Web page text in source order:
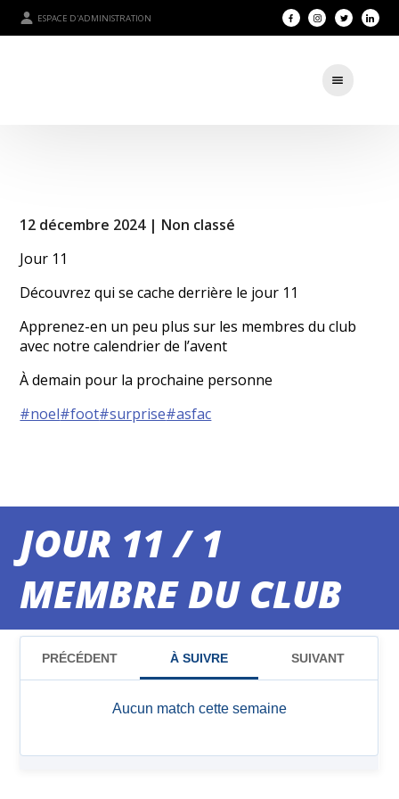
ESPACE D'ADMINISTRATION
JOUR 11 / 1
MEMBRE DU CLUB
12 décembre 2024 | Non classé
Jour 11
Découvrez qui se cache derrière le jour 11
Apprenez-en un peu plus sur les membres du club
avec notre calendrier de l’avent
À demain pour la prochaine personne
#noel#foot#surprise#asfac
MATCHS DU WEEK-END